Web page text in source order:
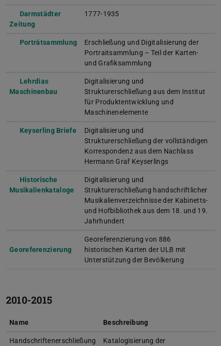
Darmstädter
Zeitung
1777-1935
Porträtsammlung
Erschließung und Digitalisierung der
Portraitsammlung – Teil der Karten-
und Grafiksammlung
Lehrdias
Maschinenbau
Digitalisierung und
Strukturerschließung aus dem Institut
für Produktentwicklung und
Maschinenelemente
Keyserling Briefe
Digitalisierung und
Strukturerschließung der vollständigen
Korrespondenz aus dem Nachlass
Hermann Graf Keyserlings
Historische
Musikalienkataloge
Digitalisierung und
Strukturerschließung handschriftlicher
Musikalienverzeichnisse der Kabinetts-
und Hofbibliothek aus dem 18. und 19.
Jahrhundert
Georeferenzierung
Georeferenzierung von 886
historischen Karten der ULB mit
Unterstützung der Bevölkerung
2010-2015
Name Beschreibung
Handschriftenerschließung
Katalogisierung der